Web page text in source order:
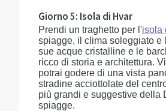
Giorno 5: Isola di Hvar
Prendi un traghetto per l'isola
spiagge, il clima soleggiato e
sue acque cristalline e le
ricco di storia e architettura.
potrai godere di una vista
stradine acciottolate del
più grandi e suggestive della
spiagge.